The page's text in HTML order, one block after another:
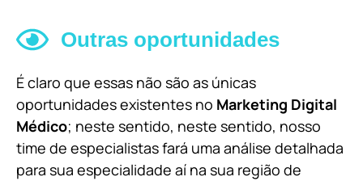
Outras oportunidades
É claro que essas não são as únicas
oportunidades existentes no Marketing Digital
Médico; neste sentido, neste sentido, nosso
time de especialistas fará uma análise detalhada
para sua especialidade aí na sua região de